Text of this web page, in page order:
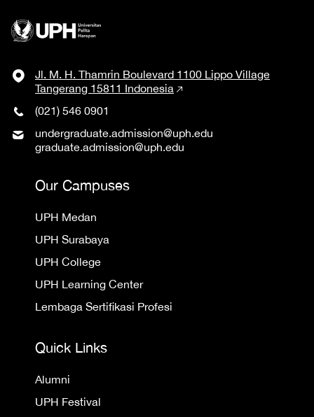
Jl. M. H. Thamrin Boulevard 1100 Lippo Village
Tangerang 15811 Indonesia
(021) 546 0901
undergraduate.admission@uph.edu
graduate.admission@uph.edu
Our Campuses
UPH Medan
UPH Surabaya
UPH College
UPH Learning Center
Lembaga Sertifikasi Profesi
Quick Links
Alumni
UPH Festival